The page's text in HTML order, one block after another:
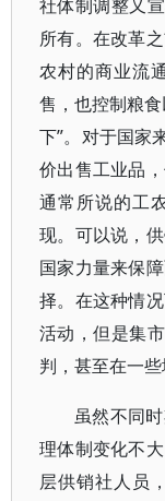
社体制调整又
所有。在改革
农村的商业流
售，也控制粮
下”。对于国家
价出售工业品
通常所说的工
现。可以说，
国家力量来保
择。在这种情
活动，但是集
判，甚至在一些
虽然不同
理体制变化不
层供销社人员